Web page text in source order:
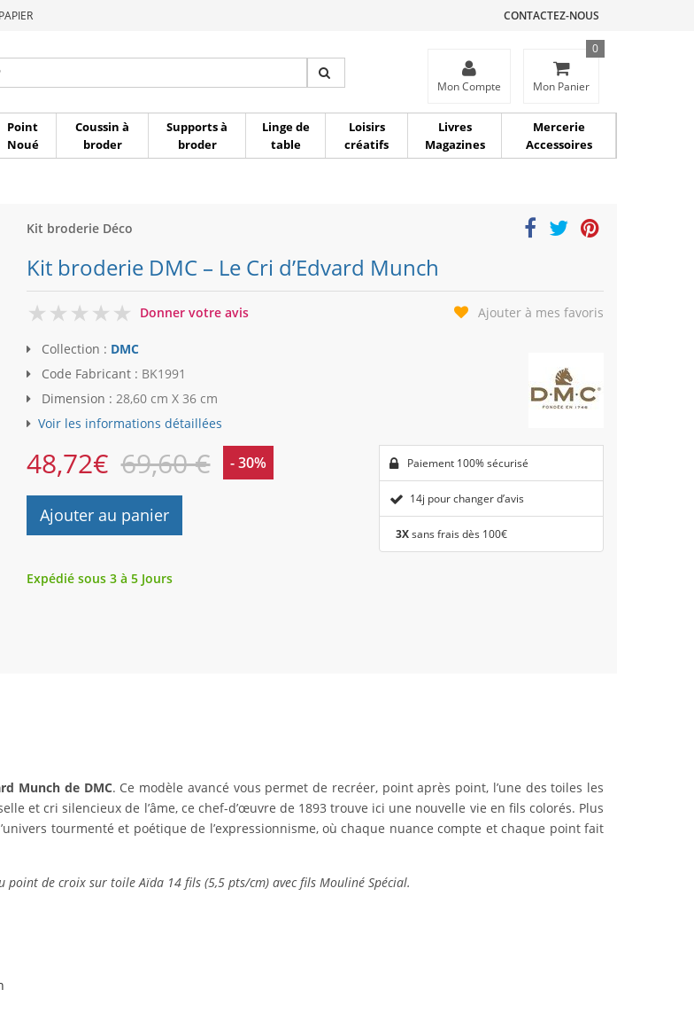
CONTACTEZ-NOUS
Mon Compte Mon Panier
0
Point
Noué
Coussin à
broder
Supports à
broder
Linge de
table
Loisirs
créatifs
Livres
Magazines
Mercerie
Accessoires
Kit broderie Déco
Kit broderie DMC – Le Cri d’Edvard Munch
0
Donner votre avis Ajouter à mes favoris
Collection : DMC
Code Fabricant : BK1991
Dimension : 28,60 cm X 36 cm
Voir les informations détaillées
48,72€ 69,60 € - 30%
Ajouter au panier
Paiement 100% sécurisé
14j pour changer d’avis
3Xsans frais dès 100€
Expédié sous 3 à 5 Jours
Munch de DMC. Ce modèle avancé vous permet de recréer, point après point, l’une des toiles les
et cri silencieux de l’âme, ce chef-d’œuvre de 1893 trouve ici une nouvelle vie en fils colorés. Plus
tourmenté et poétique de l’expressionnisme, où chaque nuance compte et chaque point fait
de croix sur toile Aïda 14 fils (5,5 pts/cm) avec fils Mouliné Spécial.